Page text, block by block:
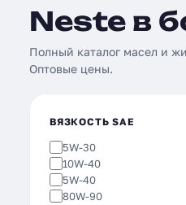
Neste в
Полный каталог масел и
Оптовые цены.
ВЯЗКОСТЬ SAE
5W-30
10W-40
5W-40
80W-90